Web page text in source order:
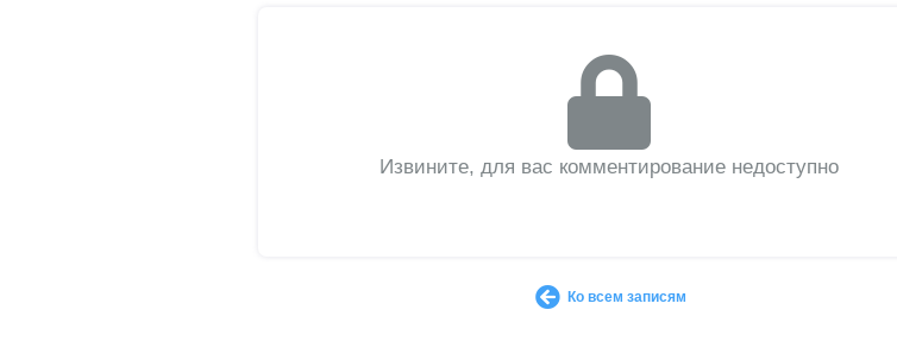
Извините, для вас комментирование недоступно
Ко всем записям